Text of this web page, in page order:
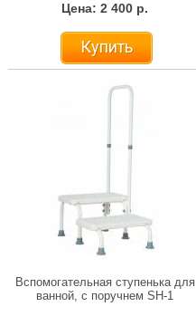
Цена: 2 400 р.
Купить
Вспомогательная ступенька для
ванной, с поручнем SH-1